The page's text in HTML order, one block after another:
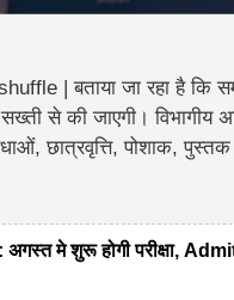
| बताया जा रहा है कि
से की जाएगी। विभागीय
छात्रवृत्ति, पोशाक,
मे शुरू होगी परीक्षा,